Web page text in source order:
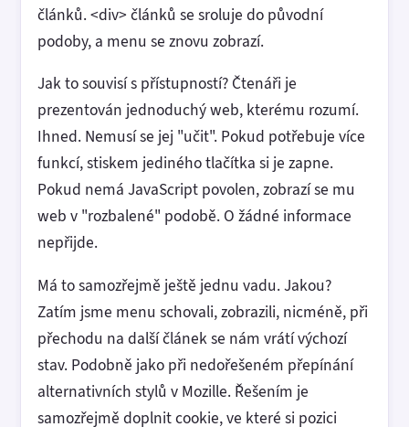
článků. <div> článků se sroluje do původní
podoby, a menu se znovu zobrazí.
Jak to souvisí s přístupností? Čtenáři je
prezentován jednoduchý web, kterému rozumí.
Ihned. Nemusí se jej "učit". Pokud potřebuje více
funkcí, stiskem jediného tlačítka si je zapne.
Pokud nemá JavaScript povolen, zobrazí se mu
web v "rozbalené" podobě. O žádné informace
nepřijde.
Má to samozřejmě ještě jednu vadu. Jakou?
Zatím jsme menu schovali, zobrazili, nicméně, při
přechodu na další článek se nám vrátí výchozí
stav. Podobně jako při nedořešeném přepínání
alternativních stylů v Mozille. Řešením je
samozřejmě doplnit cookie, ve které si pozici